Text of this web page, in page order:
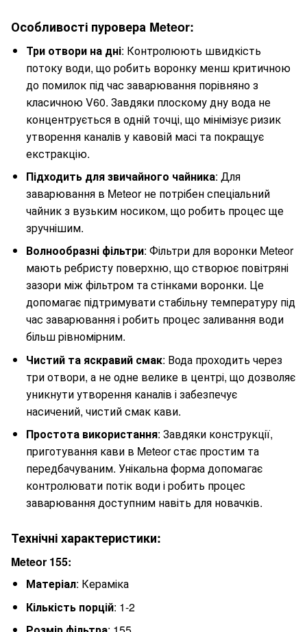
Особливості пуровера Meteor:
Три отвори на дні: Контролюють швидкість
потоку води, що робить воронку менш критичною
до помилок під час заварювання порівняно з
класичною V60. Завдяки плоскому дну вода не
концентрується в одній точці, що мінімізує ризик
утворення каналів у кавовій масі та покращує
екстракцію.
Підходить для звичайного чайника: Для
заварювання в Meteor не потрібен спеціальний
чайник з вузьким носиком, що робить процес ще
зручнішим.
Волнообразні фільтри: Фільтри для воронки Meteor
мають ребристу поверхню, що створює повітряні
зазори між фільтром та стінками воронки. Це
допомагає підтримувати стабільну температуру під
час заварювання і робить процес заливання води
більш рівномірним.
Чистий та яскравий смак: Вода проходить через
три отвори, а не одне велике в центрі, що дозволяє
уникнути утворення каналів і забезпечує
насичений, чистий смак кави.
Простота використання: Завдяки конструкції,
приготування кави в Meteor стає простим та
передбачуваним. Унікальна форма допомагає
контролювати потік води і робить процес
заварювання доступним навіть для новачків.
Технічні характеристики:
Meteor 155:
Матеріал: Кераміка
Кількість порцій: 1-2